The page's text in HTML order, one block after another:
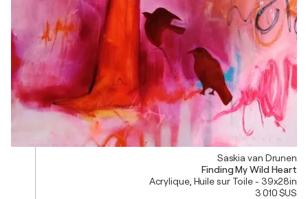
Saskia van Drunen
Finding My Wild Heart
Acrylique, Huile sur Toile - 39x28in
3 010 $US